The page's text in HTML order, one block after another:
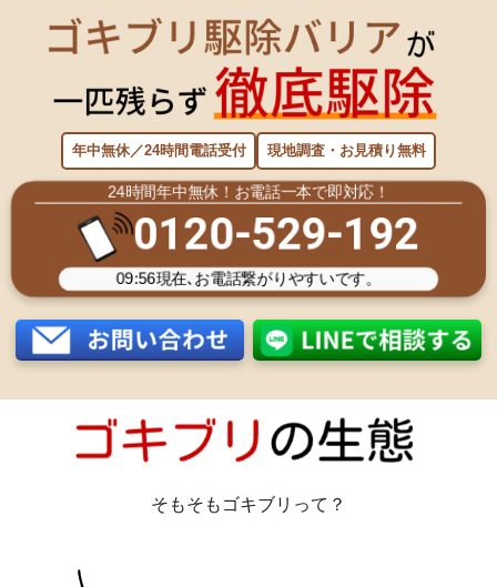
年中無休／24時間電話受付 現地調査・お見積り無料
24時間年中無休！お電話一本で即対応！
0120-529-192
09:56現在､お電話繋がりやすいです。
そもそもゴキブリって？